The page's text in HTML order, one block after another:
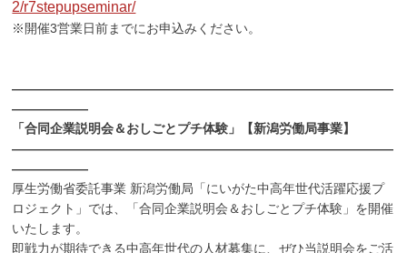
2/r7stepupseminar/
※開催3営業日前までにお申込みください。
――――――――――――――――――――――――――――――
――――――
「合同企業説明会＆おしごとプチ体験」【新潟労働局事業】
――――――――――――――――――――――――――――――
――――――
厚生労働省委託事業 新潟労働局「にいがた中高年世代活躍応援プ
ロジェクト」では、「合同企業説明会＆おしごとプチ体験」を開催
いたします。
即戦力が期待できる中高年世代の人材募集に、ぜひ当説明会をご活